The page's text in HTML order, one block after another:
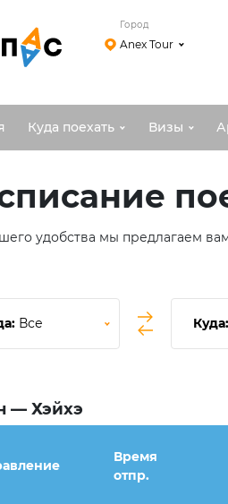
Город
Anex Tour
Куда поехать Визы
удобства мы предлагаем
Все Куда:
— Хэйхэ
Время
отпр.